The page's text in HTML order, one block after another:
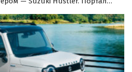
о продаже двух таких
1 650 000 и 1 700 000 рублей…